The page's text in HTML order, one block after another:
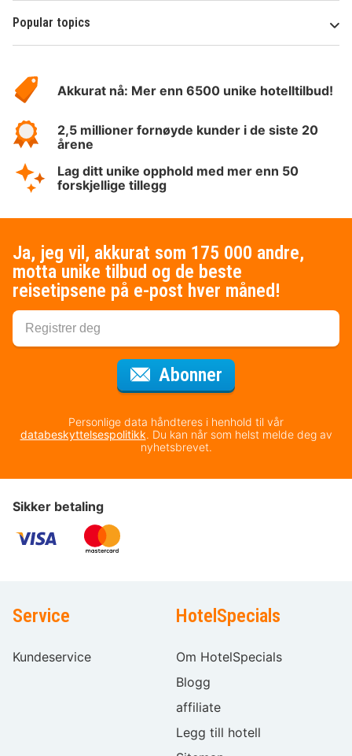
Popular topics
Hotelspecials
Akkurat nå: Mer enn 6500 unike hotelltilbud!
2,5 millioner fornøyde kunder i de siste 20
årene
Lag ditt unike opphold med mer enn 50
forskjellige tillegg
Ja, jeg vil, akkurat som 175 000 andre,
motta unike tilbud og de beste
reisetipsene på e-post hver måned!
Abonner
Personlige data håndteres i henhold til vår
databeskyttelsespolitikk. Du kan når som helst melde deg av
nyhetsbrevet.
Sikker betaling
Service
Kundeservice
HotelSpecials
Om HotelSpecials
Blogg
affiliate
Legg till hotell